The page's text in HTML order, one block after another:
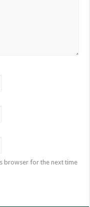
browser for the next time